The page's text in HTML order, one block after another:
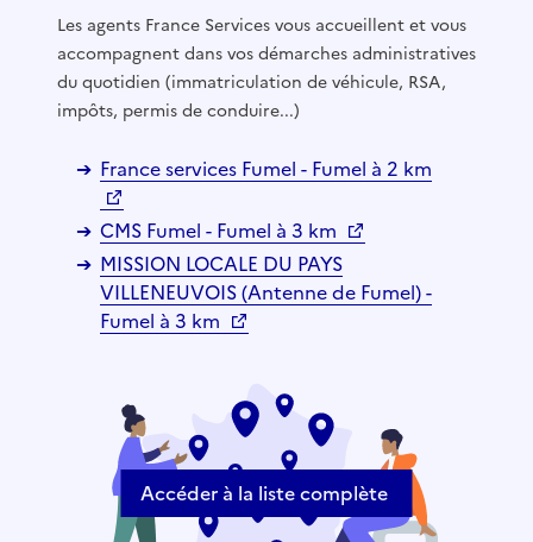
Les agents France Services vous accueillent et vous
accompagnent dans vos démarches administratives
du quotidien (immatriculation de véhicule, RSA,
impôts, permis de conduire...)
France services Fumel - Fumel à 2 km
CMS Fumel - Fumel à 3 km
MISSION LOCALE DU PAYS
VILLENEUVOIS (Antenne de Fumel) -
Fumel à 3 km
Accéder à la liste complète